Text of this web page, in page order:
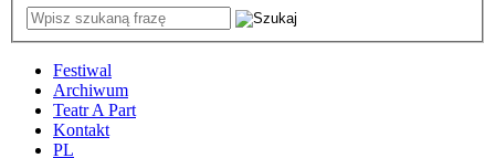
Festiwal
Archiwum
Teatr A Part
Kontakt
PL